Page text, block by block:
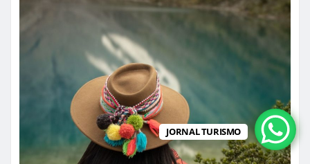
JORNAL TURISMO